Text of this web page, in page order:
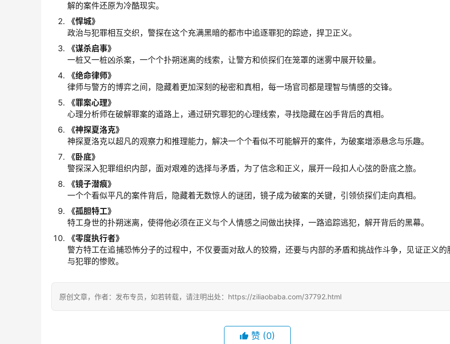
解的案件还原为冷酷现实。
《悍城》
政治与犯罪相互交织，警探在这个充满黑暗的都市中追逐罪犯的踪迹，捍卫正义。
《谋杀启事》
一桩又一桩凶杀案，一个个扑朔迷离的线索，让警方和侦探们在笼罩的迷雾中展开较量。
《绝命律师》
律师与警方的博弈之间，隐藏着更加深刻的秘密和真相，每一场官司都是理智与情感的交锋。
《罪案心理》
心理分析师在破解罪案的道路上，通过研究罪犯的心理线索，寻找隐藏在凶手背后的真相。
《神探夏洛克》
神探夏洛克以超凡的观察力和推理能力，解决一个个看似不可能解开的案件，为破案增添悬念与乐趣。
《卧底》
警探深入犯罪组织内部，面对艰难的选择与矛盾，为了信念和正义，展开一段扣人心弦的卧底之旅。
《镜子潜痕》
一个个看似平凡的案件背后，隐藏着无数惊人的谜团，镜子成为破案的关键，引领侦探们走向真相。
《孤胆特工》
特工身世的扑朔迷离，使得他必须在正义与个人情感之间做出抉择，一路追踪逃犯，解开背后的黑幕。
《零度执行者》
警方特工在追捕恐怖分子的过程中，不仅要面对敌人的狡猾，还要与内部的矛盾和挑战作斗争，见证正义的
与犯罪的惨败。
原创文章，作者：发布专员，如若转载，请注明出处：https://ziliaobaba.com/37792.html
赞 (0)